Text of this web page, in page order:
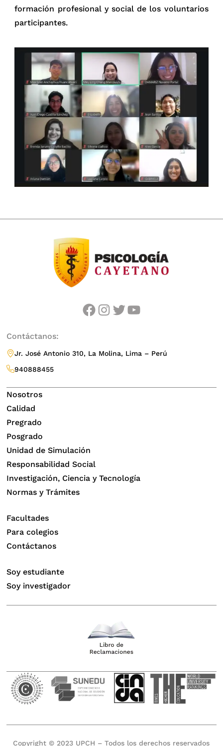
formación profesional y social de los voluntarios
participantes.
facebook instagram twitter youtube
Contáctanos:
Jr. José Antonio 310, La Molina, Lima – Perú
940888455
Nosotros
Calidad
Pregrado
Posgrado
Unidad de Simulación
Responsabilidad Social
Investigación, Ciencia y Tecnología
Normas y Trámites
Facultades
Para colegios
Contáctanos
Soy estudiante
Soy investigador
Copyright © 2023 UPCH – Todos los derechos reservados